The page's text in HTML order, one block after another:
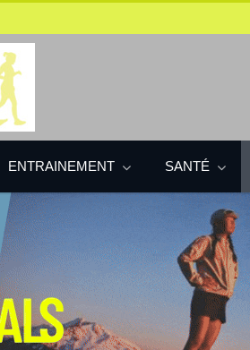
ENTRAINEMENT SANTÉ